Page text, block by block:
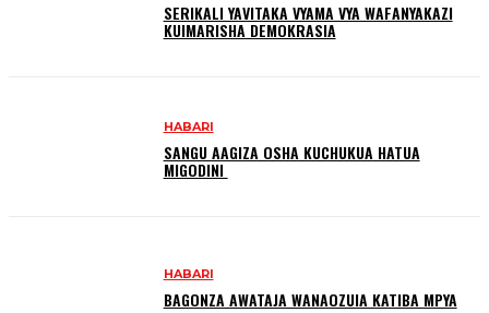
SERIKALI YAVITAKA VYAMA VYA WAFANYAKAZI
KUIMARISHA DEMOKRASIA
HABARI
SANGU AAGIZA OSHA KUCHUKUA HATUA
MIGODINI ‎
HABARI
BAGONZA AWATAJA WANAOZUIA KATIBA MPYA